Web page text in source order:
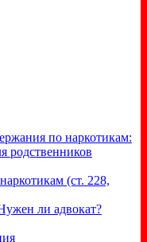
по наркотикам:
родственников
(ст. 228,
ли адвокат?